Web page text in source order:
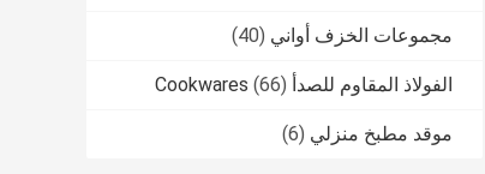
مجموعات الخزف أواني (40)
الفولاذ المقاوم للصدأ Cookwares (66)
موقد مطبخ منزلي (6)